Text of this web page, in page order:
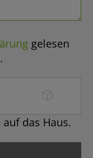
gelesen
das Haus.